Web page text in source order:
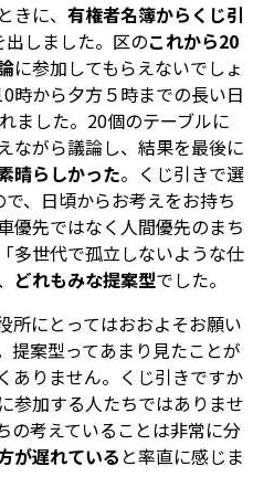
に、 有権者名簿からくじ引
出しました。区のこれから20
に参加してもらえないでしょ
時から夕方５時までの長い日
ました。20個のテーブルに
ながら議論し、結果を最後に
晴らしかった。くじ引きで選
、日頃からお考えをお持ち
優先ではなく人間優先のまち
多世代で孤立しないような仕
どれもみな提案型でした。
所にとってはおおよそお願い
提案型ってあまり見たことが
ありません。くじ引きですか
参加する人たちではありませ
の考えていることは非常に分
が遅れている と率直に感じま